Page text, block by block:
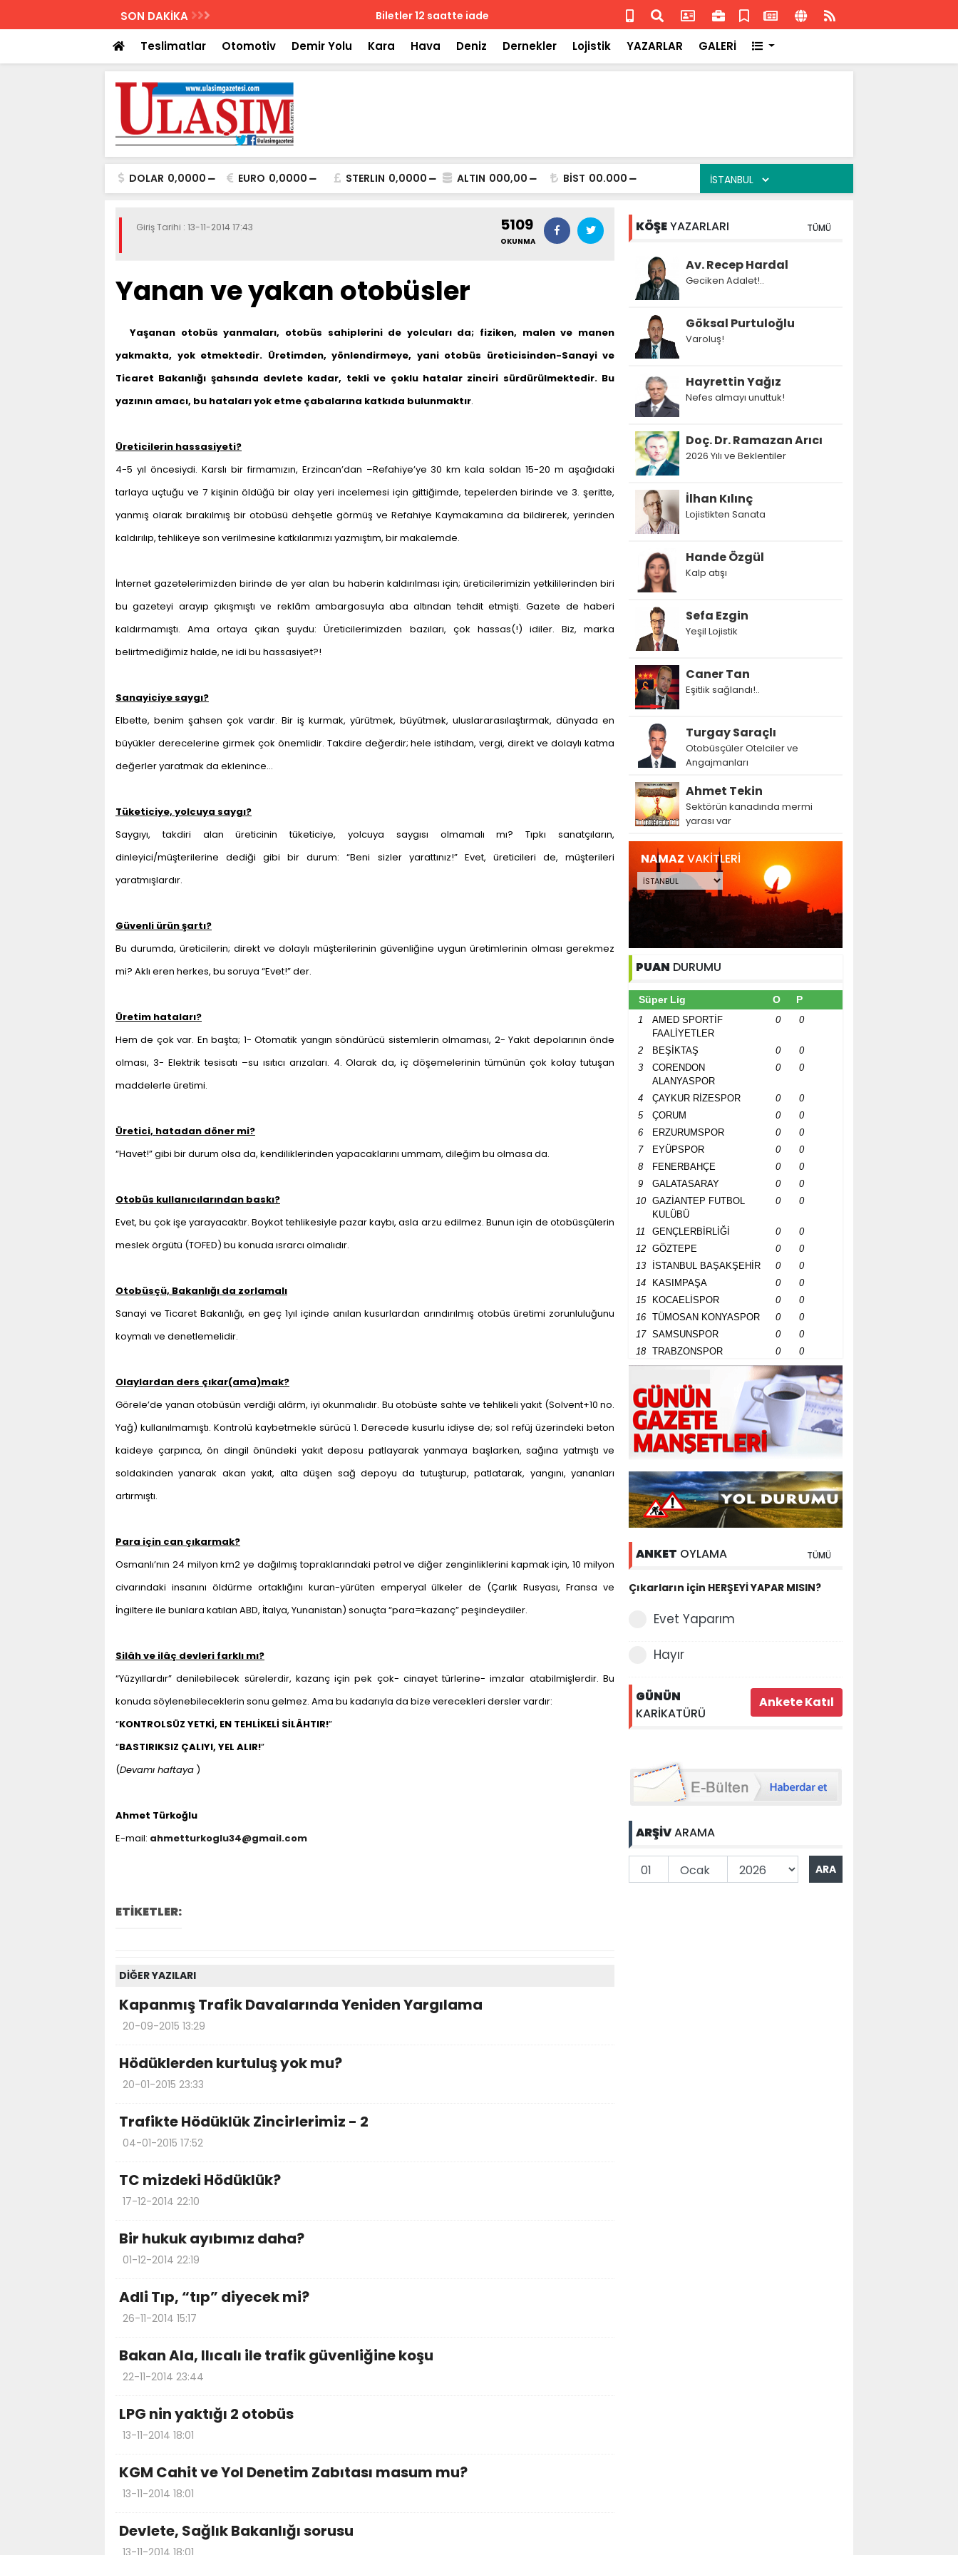
SON DAKİKA Isuzu'nun Fransa'daki başarısı
Teslimatlar Otomotiv Demir Yolu Kara Hava Deniz Dernekler Lojistik YAZARLAR GALERİ
DOLAR 0,0000 EURO 0,0000 STERLIN 0,0000 ALTIN 000,00 BİST 00.000
Giriş Tarihi : 13-11-2014 17:43 5109
OKUNMA
Yanan ve yakan otobüsler
Yaşanan otobüs yanmaları, otobüs sahiplerini de yolcuları da; fiziken, malen ve manen
yakmakta, yok etmektedir. Üretimden, yönlendirmeye, yani otobüs üreticisinden-Sanayi ve
Ticaret Bakanlığı şahsında devlete kadar, tekli ve çoklu hatalar zinciri sürdürülmektedir. Bu
yazının amacı, bu hataları yok etme çabalarına katkıda bulunmaktır.
Üreticilerin hassasiyeti?
4-5 yıl öncesiydi. Karslı bir firmamızın, Erzincan’dan –Refahiye’ye 30 km kala soldan 15-20 m aşağıdaki
tarlaya uçtuğu ve 7 kişinin öldüğü bir olay yeri incelemesi için gittiğimde, tepelerden birinde ve 3. şeritte,
yanmış olarak bırakılmış bir otobüsü dehşetle görmüş ve Refahiye Kaymakamına da bildirerek, yerinden
kaldırılıp, tehlikeye son verilmesine katkılarımızı yazmıştım, bir makalemde.
İnternet gazetelerimizden birinde de yer alan bu haberin kaldırılması için; üreticilerimizin yetkililerinden biri
bu gazeteyi arayıp çıkışmıştı ve reklâm ambargosuyla aba altından tehdit etmişti. Gazete de haberi
kaldırmamıştı. Ama ortaya çıkan şuydu: Üreticilerimizden bazıları, çok hassas(!) idiler. Biz, marka
belirtmediğimiz halde, ne idi bu hassasiyet?!
Sanayiciye saygı?
Elbette, benim şahsen çok vardır. Bir iş kurmak, yürütmek, büyütmek, uluslararasılaştırmak, dünyada en
büyükler derecelerine girmek çok önemlidir. Takdire değerdir; hele istihdam, vergi, direkt ve dolaylı katma
değerler yaratmak da eklenince…
Tüketiciye, yolcuya saygı?
Saygıyı, takdiri alan üreticinin tüketiciye, yolcuya saygısı olmamalı mı? Tıpkı sanatçıların,
dinleyici/müşterilerine dediği gibi bir durum: “Beni sizler yarattınız!” Evet, üreticileri de, müşterileri
yaratmışlardır.
Güvenli ürün şartı?
Bu durumda, üreticilerin; direkt ve dolaylı müşterilerinin güvenliğine uygun üretimlerinin olması gerekmez
mi? Aklı eren herkes, bu soruya “Evet!” der.
Üretim hataları?
Hem de çok var. En başta; 1- Otomatik yangın söndürücü sistemlerin olmaması, 2- Yakıt depolarının önde
olması, 3- Elektrik tesisatı –su ısıtıcı arızaları. 4. Olarak da, iç döşemelerinin tümünün çok kolay tutuşan
maddelerle üretimi.
Üretici, hatadan döner mi?
“Havet!” gibi bir durum olsa da, kendiliklerinden yapacaklarını ummam, dileğim bu olmasa da.
Otobüs kullanıcılarından baskı?
Evet, bu çok işe yarayacaktır. Boykot tehlikesiyle pazar kaybı, asla arzu edilmez. Bunun için de otobüsçülerin
meslek örgütü (TOFED) bu konuda ısrarcı olmalıdır.
Otobüsçü, Bakanlığı da zorlamalı
Sanayi ve Ticaret Bakanlığı, en geç 1yıl içinde anılan kusurlardan arındırılmış otobüs üretimi zorunluluğunu
koymalı ve denetlemelidir.
Olaylardan ders çıkar(ama)mak?
Görele’de yanan otobüsün verdiği alârm, iyi okunmalıdır. Bu otobüste sahte ve tehlikeli yakıt (Solvent+10 no.
Yağ) kullanılmamıştı. Kontrolü kaybetmekle sürücü 1. Derecede kusurlu idiyse de; sol refüj üzerindeki beton
kaideye çarpınca, ön dingil önündeki yakıt deposu patlayarak yanmaya başlarken, sağına yatmıştı ve
soldakinden yanarak akan yakıt, alta düşen sağ depoyu da tutuşturup, patlatarak, yangını, yananları
artırmıştı.
Para için can çıkarmak?
Osmanlı’nın 24 milyon km2 ye dağılmış topraklarındaki petrol ve diğer zenginliklerini kapmak için, 10 milyon
civarındaki insanını öldürme ortaklığını kuran-yürüten emperyal ülkeler de (Çarlık Rusyası, Fransa ve
İngiltere ile bunlara katılan ABD, İtalya, Yunanistan) sonuçta “para=kazanç” peşindeydiler.
Silâh ve ilâç devleri farklı mı?
“Yüzyıllardır” denilebilecek sürelerdir, kazanç için pek çok- cinayet türlerine- imzalar atabilmişlerdir. Bu
konuda söylenebileceklerin sonu gelmez. Ama bu kadarıyla da bize verecekleri dersler vardır:
“KONTROLSÜZ YETKİ, EN TEHLİKELİ SİLÂHTIR!”
“BASTIRIKSIZ ÇALIYI, YEL ALIR!”
(Devamı haftaya )
Ahmet Türkoğlu
E-mail: ahmetturkoglu34@gmail.com
ETİKETLER:
DİĞER YAZILARI
Kapanmış Trafik Davalarında Yeniden Yargılama
20-09-2015 13:29
Hödüklerden kurtuluş yok mu?
20-01-2015 23:33
Trafikte Hödüklük Zincirlerimiz - 2
04-01-2015 17:52
TC mizdeki Hödüklük?
17-12-2014 22:10
Bir hukuk ayıbımız daha?
01-12-2014 22:19
Adli Tıp, “tıp” diyecek mi?
26-11-2014 15:17
Bakan Ala, Ilıcalı ile trafik güvenliğine koşu
22-11-2014 23:44
LPG nin yaktığı 2 otobüs
13-11-2014 18:01
KGM Cahit ve Yol Denetim Zabıtası masum mu?
13-11-2014 18:01
Devlete, Sağlık Bakanlığı sorusu
13-11-2014 18:01
KÖŞEYAZARLARI TÜMÜ
Av. Recep Hardal
Geciken Adalet!..
Göksal Purtuloğlu
Varoluş!
Hayrettin Yağız
Nefes almayı unuttuk!
Doç. Dr. Ramazan Arıcı
2026 Yılı ve Beklentiler
İlhan Kılınç
Lojistikten Sanata
Hande Özgül
Kalp atışı
Sefa Ezgin
Yeşil Lojistik
Caner Tan
Eşitlik sağlandı!..
Turgay Saraçlı
Otobüsçüler Otelciler ve
Angajmanları
Ahmet Tekin
Sektörün kanadında mermi
yarası var
NAMAZ VAKİTLERİ
PUAN DURUMU
Süper Lig O P
1
AMED SPORTİF
FAALİYETLER
0 0
2 BEŞİKTAŞ 0
0
3
CORENDON
ALANYASPOR
0 0
4 ÇAYKUR RİZESPOR 0
0
5
ÇORUM 0
0
6
ERZURUMSPOR 0
0
7
EYÜPSPOR 0
0
8
FENERBAHÇE 0
0
9
GALATASARAY 0
0
10
GAZİANTEP FUTBOL
KULÜBÜ
0 0
11 GENÇLERBİRLİĞİ 0
0
12
GÖZTEPE 0
0
13
İSTANBUL BAŞAKŞEHİR 0
0
14
KASIMPAŞA 0
0
15
KOCAELİSPOR 0
0
16
TÜMOSAN KONYASPOR 0
0
17
SAMSUNSPOR 0
0
18
TRABZONSPOR 0 0
ANKET OYLAMA TÜMÜ
Çıkarların için HERŞEYİ YAPAR MISIN?
Evet Yaparım
Hayır
GÜNÜN
KARİKATÜRÜ
ARŞİVARAMA